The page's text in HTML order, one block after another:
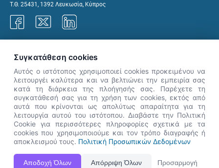
Τ.Θ. 25431, 1392 Λευκωσία, Κύπρος
Η Ιστοσελίδα ΑνΑΔ είναι πλήρως συμβατή με τις νεότερες εκδόσεις, Google Chrome, Mozilla Firefox,
Apple Safari καθώς και Internet Explorer.
👋 Καλώς ήρθες! Είμαι η Νόησις.
Πες μου πώς μπορώ να σε βοηθήσω
σήμερα.
Συγκατάθεση cookies
Αυτός ο ιστότοπος χρησιμοποιεί cookies προκειμένου να
λειτουργέι καλύτερα και να βελτιώνει την εμπειρία σας
κατά τη διάρκεια της πλοήγησής σας. Παρέχετε τη
συγκατάθεσή σας για τη χρήση των cookies, εκτός από
αυτά που κρίνονται ως απολύτως απαραίτητα για τη
λειτουργία αυτού του ιστότοπου. Διαβάστε την Πολιτική
Cookie για περισσότερες πληροφορίες σχετικά με τα
cookies που χρησιμοποιούμε και τον τρόπο διαγραφής ή
αποκλεισμού τους. Πολιτική Προσωπικών Δεδομένων
Αποδοχή Όλων Απόρριψη Όλων Προσαρμογή